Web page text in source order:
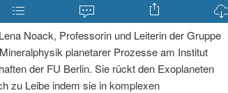
Noack, Professorin und Leiterin der Gruppe
planetarer Prozesse am Institut
der FU Berlin. Sie rückt den Exoplaneten
zu Leibe indem sie in komplexen